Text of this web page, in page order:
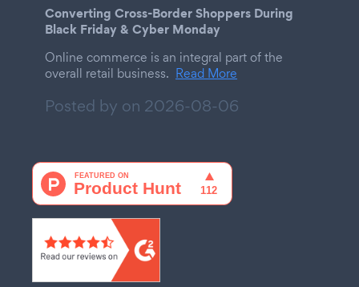
Converting Cross-Border Shoppers During
Black Friday & Cyber Monday
Online commerce is an integral part of the
overall retail business. Read More
Posted by on 2026-08-06